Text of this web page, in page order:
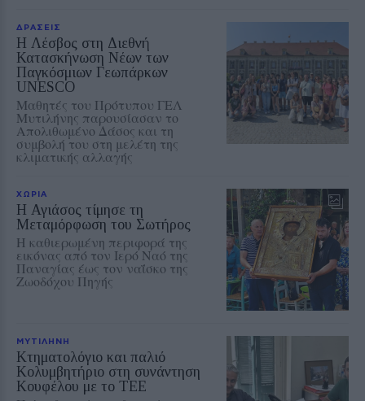
ΔΡΑΣΕΙΣ
Η Λέσβος στη Διεθνή
Κατασκήνωση Νέων των
Παγκόσμιων Γεωπάρκων
UNESCO
Μαθητές του Πρότυπου ΓΕΛ
Μυτιλήνης παρουσίασαν το
Απολιθωμένο Δάσος και τη
συμβολή του στη μελέτη της
κλιματικής αλλαγής
ΧΩΡΙΑ
Η Αγιάσος τίμησε τη
Μεταμόρφωση του Σωτήρος
Η καθιερωμένη περιφορά της
εικόνας από τον Ιερό Ναό της
Παναγίας έως τον ναΐσκο της
Ζωοδόχου Πηγής
ΜΥΤΙΛΗΝΗ
Κτηματολόγιο και παλιό
Κολυμβητήριο στη συνάντηση
Κουφέλου με το ΤΕΕ